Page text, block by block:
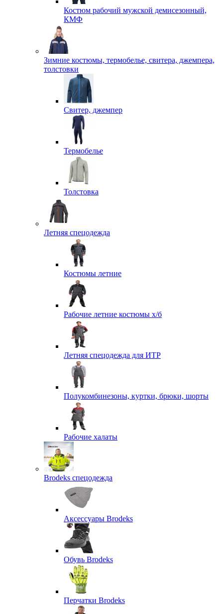
Костюм рабочий мужской демисезонный,
КМФ
Зимние костюмы, термобелье, свитера, джемпера,
толстовки
Свитер, джемпер
Термобелье
Толстовка
Летняя спецодежда
Костюмы летние
Рабочие летние костюмы х/б
Летняя спецодежда для ИТР
Полукомбинезоны, куртки, брюки, шорты
Рабочие халаты
Brodeks спецодежда
Аксессуары Brodeks
Обувь Brodeks
Перчатки Brodeks